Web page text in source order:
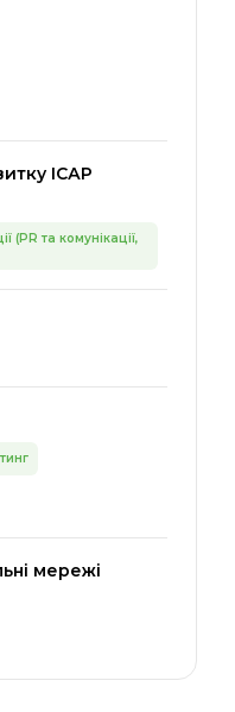
ІСАР
(PR та комунікації,
мережі